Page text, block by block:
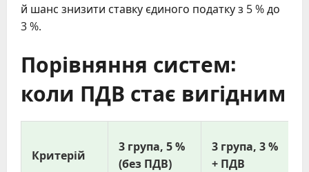
й шанс знизити ставку єдиного податку з 5 % до
3 %.
Порівняння систем:
коли ПДВ стає вигідним
Критерій
3 група, 5 %
(без ПДВ)
3 група, 3 %
+ ПДВ